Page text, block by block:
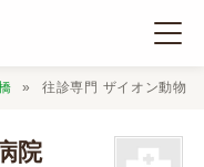
往診専門 ザイオン動物病
院